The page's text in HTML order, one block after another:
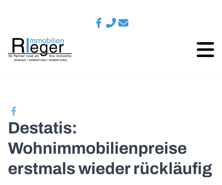
Destatis:
Wohnimmobilienpreise
erstmals wieder rückläufig